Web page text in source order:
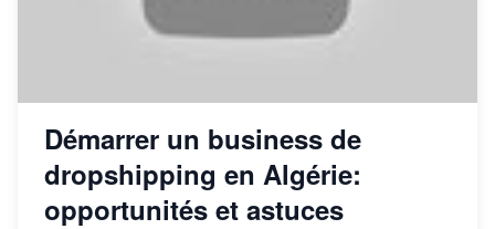
Démarrer un business de
dropshipping en Algérie:
opportunités et astuces